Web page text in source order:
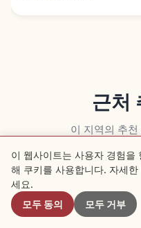
근처
이 지역의 추
여행
이 웹사이트는 사용자 경험을
해 쿠키를 사용합니다. 자세한
세요.
모두 동의
모두 거부